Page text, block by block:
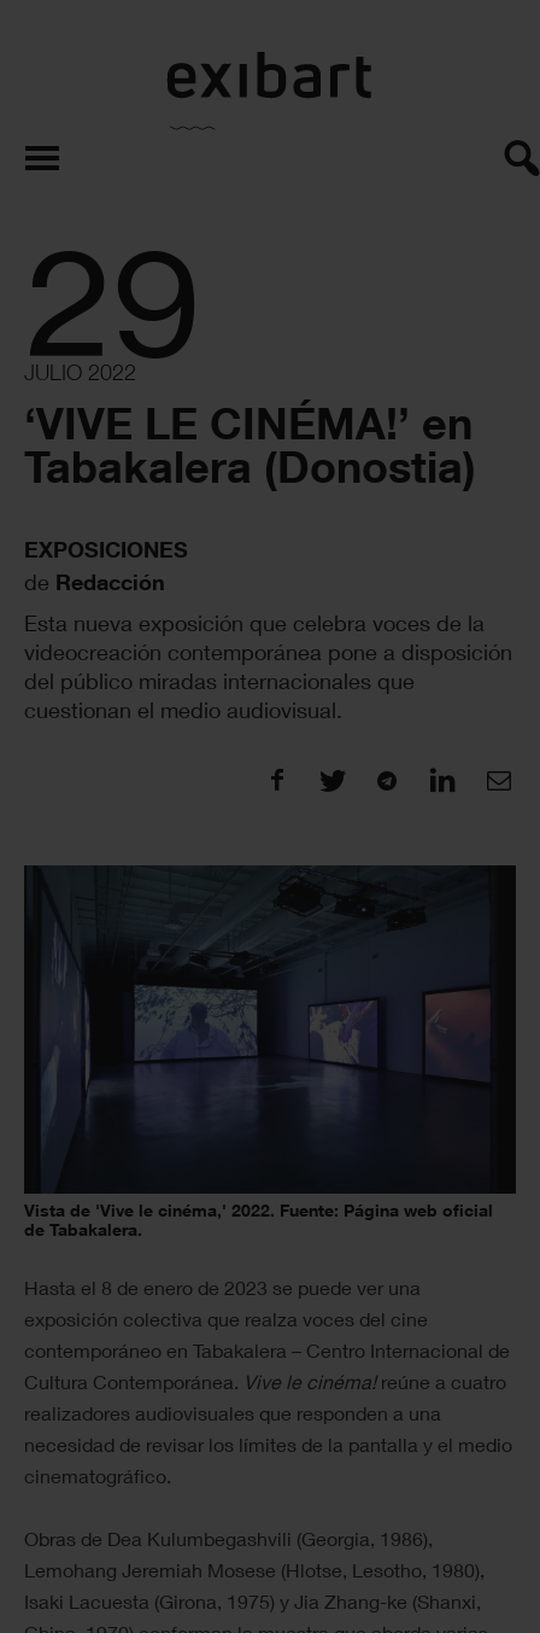
exibart.es
29
JULIO 2022
‘VIVE LE CINÉMA!’ en
Tabakalera (Donostia)
EXPOSICIONES
de Redacción
Esta nueva exposición que celebra voces de la
videocreación contemporánea pone a disposición
del público miradas internacionales que
cuestionan el medio audiovisual.
Vista de 'Vive le cinéma,' 2022. Fuente: Página web oficial
de Tabakalera.
Hasta el 8 de enero de 2023 se puede ver una
exposición colectiva que realza voces del cine
contemporáneo en Tabakalera – Centro Internacional de
Cultura Contemporánea. Vive le cinéma! reúne a cuatro
realizadores audiovisuales que responden a una
necesidad de revisar los límites de la pantalla y el medio
cinematográfico.
Obras de Dea Kulumbegashvili (Georgia, 1986),
Lemohang Jeremiah Mosese (Hlotse, Lesotho, 1980),
Isaki Lacuesta (Girona, 1975) y Jia Zhang-ke (Shanxi,